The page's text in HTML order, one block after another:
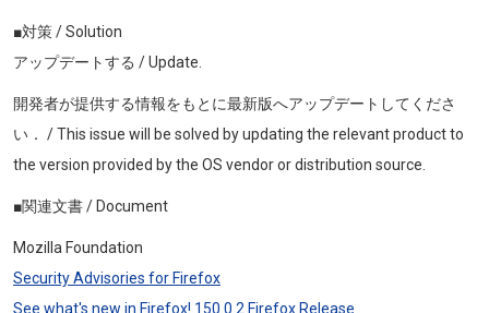
■対策 / Solution
アップデートする / Update.
開発者が提供する情報をもとに最新版へアップデートしてくださ
い． / This issue will be solved by updating the relevant product to
the version provided by the OS vendor or distribution source.
■関連文書 / Document
Mozilla Foundation
Security Advisories for Firefox
See what's new in Firefox! 150 .0.2 Firefox Release